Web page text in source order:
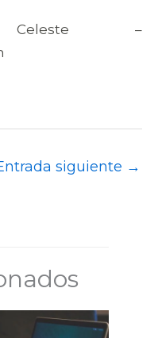
–
siguiente →